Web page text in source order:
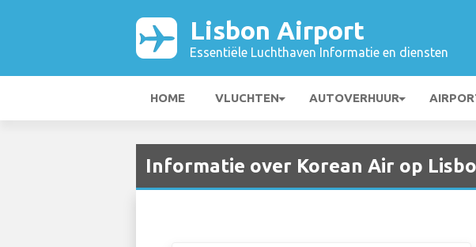
Lisbon Airport
Essentiële Luchthaven Informatie en diensten
HOME VLUCHTEN AUTOVERHUUR
Informatie over Korean Air op